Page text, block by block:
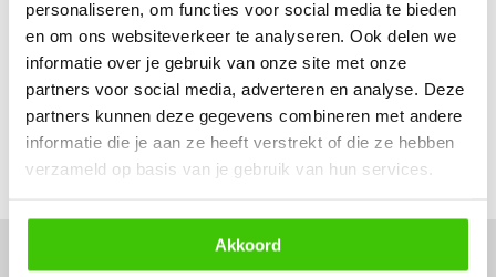
personaliseren, om functies voor social media te bieden
en om ons websiteverkeer te analyseren. Ook delen we
informatie over je gebruik van onze site met onze
partners voor social media, adverteren en analyse. Deze
partners kunnen deze gegevens combineren met andere
informatie die je aan ze heeft verstrekt of die ze hebben
verzameld op basis van je gebruik van hun services.
Akkoord
Reviews
Delen